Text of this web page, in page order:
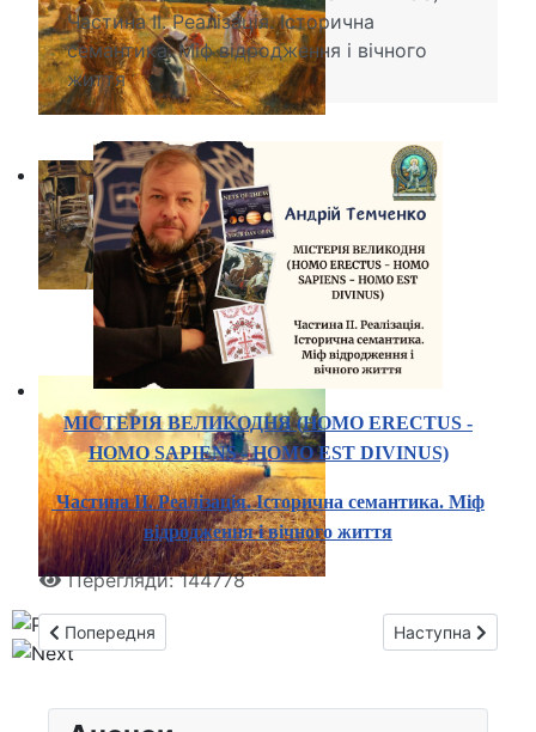
Частина ІІ. Реалізація. Історична
семантика. Міф відродження і вічного
життя
МІСТЕРІЯ ВЕЛИКОДНЯ (HOMO ERECTUS -
HOMO SAPIENS - HOMO EST DIVINUS)
Частина ІІ. Реалізація.Історична семантика. Міф
відродження і вічного життя
Перегляди: 144778
Попередня стаття: МІСТЕРІЯ ВЕЛИКОДНЯ (HOMO
Попередня Наступна
Наступна